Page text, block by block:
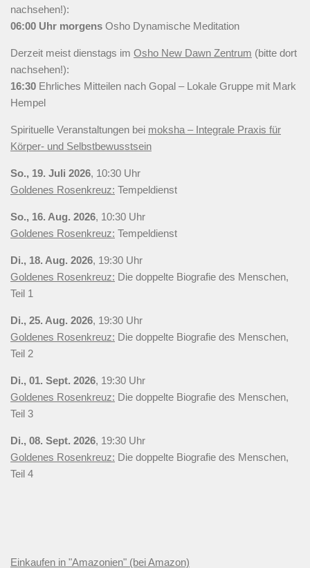
nachsehen!):
06:00 Uhr morgens Osho Dynamische Meditation
Derzeit meist dienstags im Osho New Dawn Zentrum (bitte dort
nachsehen!):
16:30 Ehrliches Mitteilen nach Gopal – Lokale Gruppe mit Mark
Hempel
Spirituelle Veranstaltungen bei moksha – Integrale Praxis für
Körper- und Selbstbewusstsein
So., 19. Juli 2026, 10:30 Uhr
Goldenes Rosenkreuz: Tempeldienst
So., 16. Aug. 2026, 10:30 Uhr
Goldenes Rosenkreuz: Tempeldienst
Di., 18. Aug. 2026, 19:30 Uhr
Goldenes Rosenkreuz: Die doppelte Biografie des Menschen,
Teil 1
Di., 25. Aug. 2026, 19:30 Uhr
Goldenes Rosenkreuz: Die doppelte Biografie des Menschen,
Teil 2
Di., 01. Sept. 2026, 19:30 Uhr
Goldenes Rosenkreuz: Die doppelte Biografie des Menschen,
Teil 3
Di., 08. Sept. 2026, 19:30 Uhr
Goldenes Rosenkreuz: Die doppelte Biografie des Menschen,
Teil 4
Einkaufen in "Amazonien" (bei Amazon)